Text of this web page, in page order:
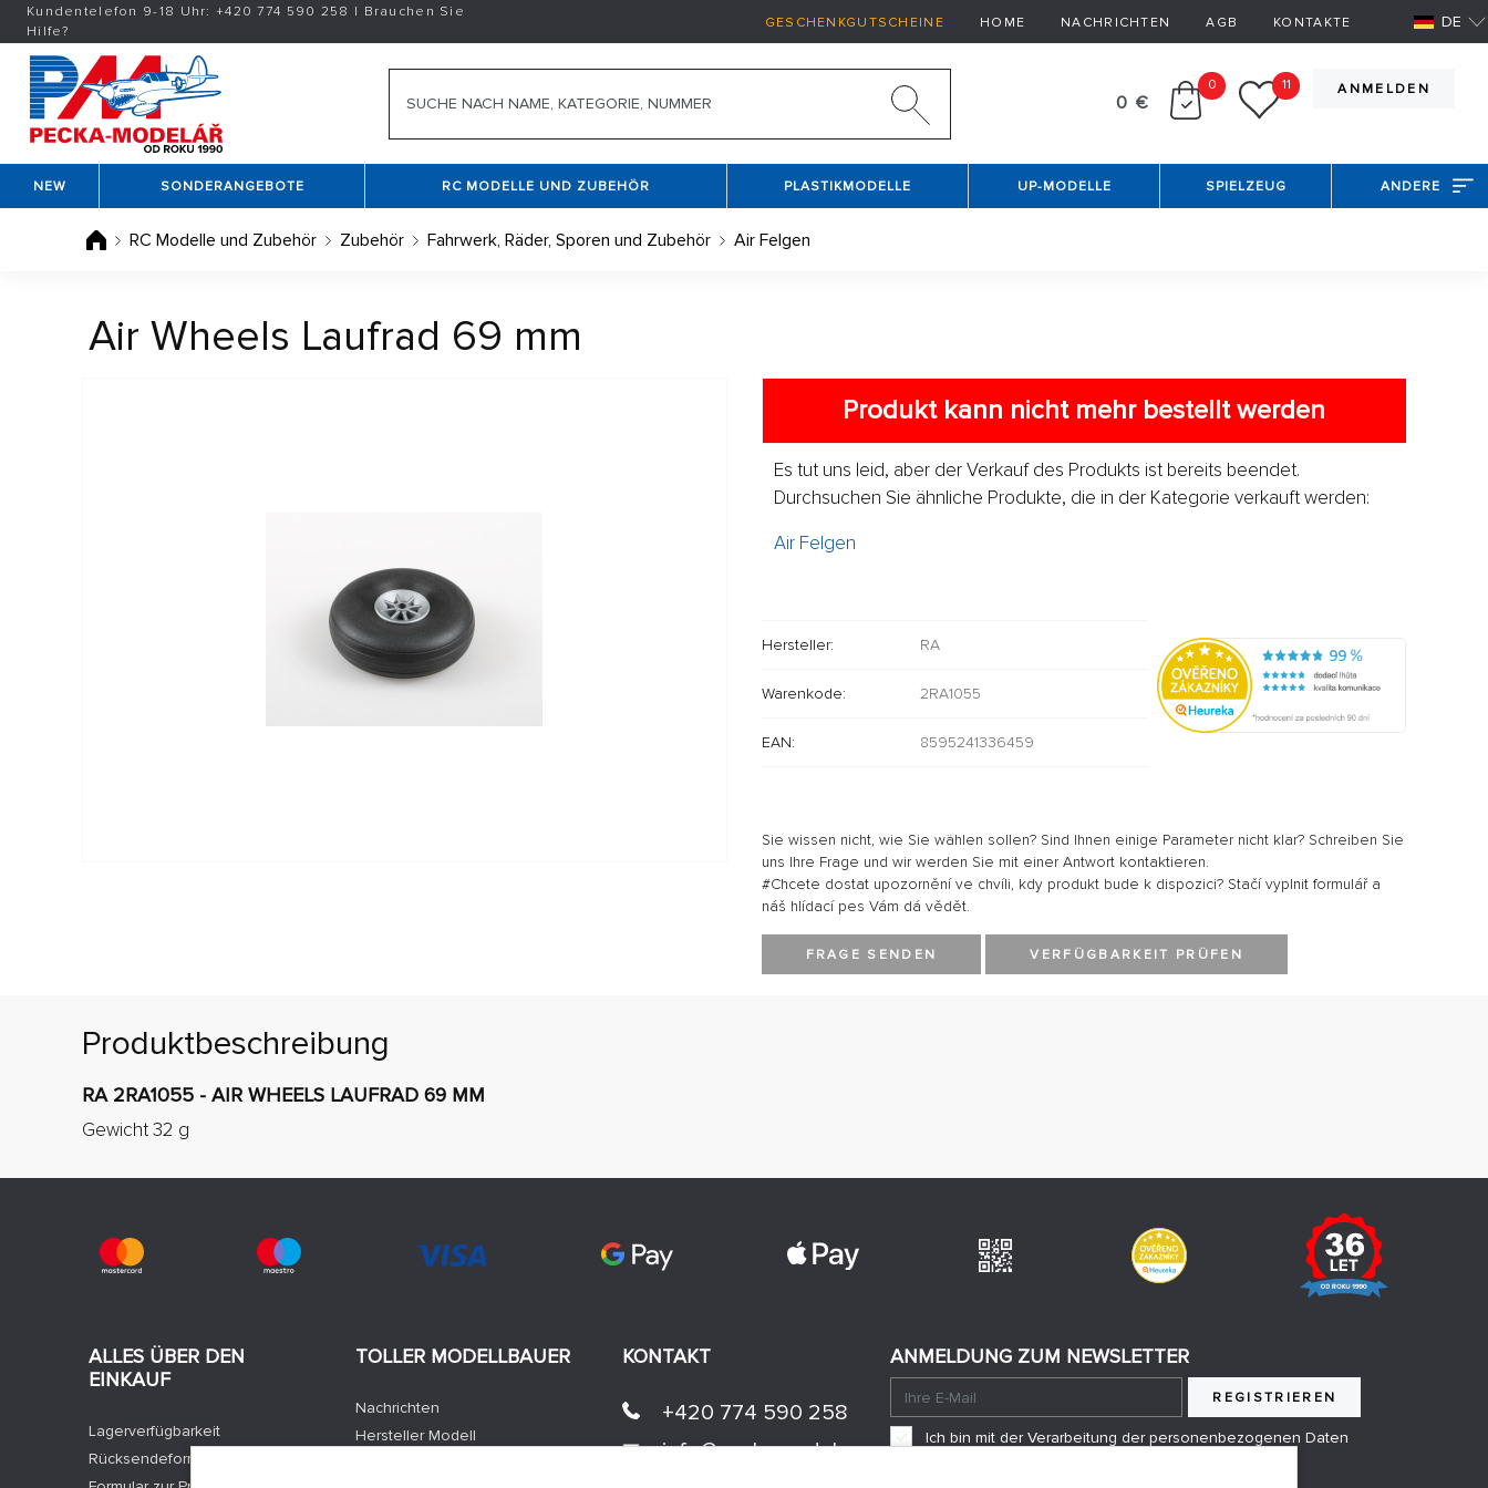
Kundentelefon 9-18 Uhr: +420774 590 258 | Brauchen Sie
Hilfe?
GESCHENKGUTSCHEINE HOME NACHRICHTEN AGB KONTAKTE DE
ANMELDEN
0 €
0 11
NEW SONDERANGEBOTE RC MODELLE UND ZUBEHÖR PLASTIKMODELLE UP-MODELLE SPIELZEUG ANDERE
RC Modelle und Zubehör Zubehör Fahrwerk, Räder, Sporen und Zubehör Air Felgen
Air Wheels Laufrad 69 mm
Produkt kann nicht mehr bestellt werden
Es tut uns leid, aber der Verkauf des Produkts ist bereits beendet.
Durchsuchen Sie ähnliche Produkte, die in der Kategorie verkauft werden:
Air Felgen
Hersteller: RA
Warenkode: 2RA1055
EAN: 8595241336459
Sie wissen nicht, wie Sie wählen sollen? Sind Ihnen einige Parameter nicht klar? Schreiben Sie
uns Ihre Frage und wir werden Sie mit einer Antwort kontaktieren.
#Chcete dostat upozornění ve chvíli, kdy produkt bude k dispozici? Stačí vyplnit formulář a
náš hlídací pes Vám dá vědět.
FRAGE SENDEN VERFÜGBARKEIT PRÜFEN
Produktbeschreibung
RA 2RA1055 - AIR WHEELS LAUFRAD 69 MM
Gewicht 32 g
ALLES ÜBER DEN
EINKAUF
Lagerverfügbarkeit
Rücksendeformular
TOLLER MODELLBAUER
Nachrichten
Hersteller Modell
KONTAKT
+420 774 590 258
info@peckamodel.cz
ANMELDUNG ZUM NEWSLETTER
REGISTRIEREN
Ich bin mit der Verarbeitung der personenbezogenen Daten